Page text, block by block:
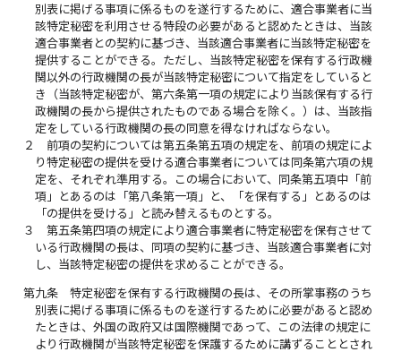
別表に掲げる事項に係るものを遂行するために、適合事業者に当
該特定秘密を利用させる特段の必要があると認めたときは、当該
適合事業者との契約に基づき、当該適合事業者に当該特定秘密を
提供することができる。ただし、当該特定秘密を保有する行政機
関以外の行政機関の長が当該特定秘密について指定をしていると
き（当該特定秘密が、第六条第一項の規定により当該保有する行
政機関の長から提供されたものである場合を除く。）は、当該指
定をしている行政機関の長の同意を得なければならない。
２
前項の契約については第五条第五項の規定を、前項の規定によ
り特定秘密の提供を受ける適合事業者については同条第六項の規
定を、それぞれ準用する。この場合において、同条第五項中「前
項」とあるのは「第八条第一項」と、「を保有する」とあるのは
「の提供を受ける」と読み替えるものとする。
３
第五条第四項の規定により適合事業者に特定秘密を保有させて
いる行政機関の長は、同項の契約に基づき、当該適合事業者に対
し、当該特定秘密の提供を求めることができる。
第九条
特定秘密を保有する行政機関の長は、その所掌事務のうち
別表に掲げる事項に係るものを遂行するために必要があると認め
たときは、外国の政府又は国際機関であって、この法律の規定に
より行政機関が当該特定秘密を保護するために講ずることとされ